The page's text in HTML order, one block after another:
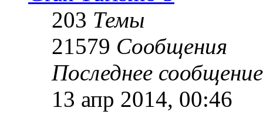
203 Темы
21579 Сообщения
Последнее сообщение
13 апр 2014, 00:46